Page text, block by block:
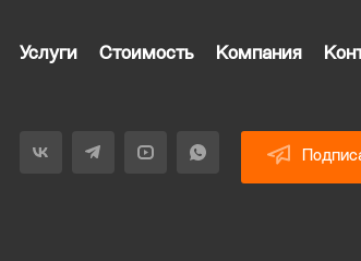
Услуги Стоимость Компания